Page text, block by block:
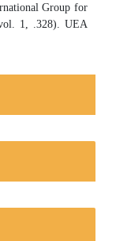
Group for
1, .328). UEA